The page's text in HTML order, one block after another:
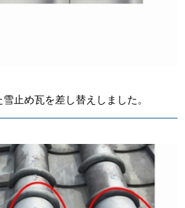
止め瓦を差し替えしました。